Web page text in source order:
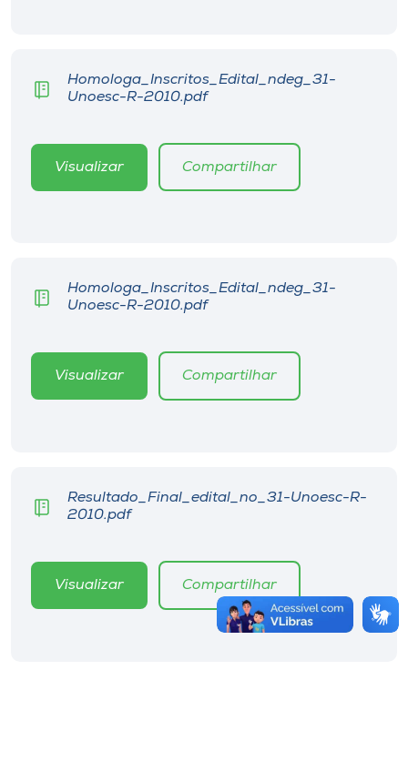
o idioma
Homologa_Inscritos_Edital_ndeg_31-
Unoesc-R-2010.pdf
Visualizar Compartilhar
Homologa_Inscritos_Edital_ndeg_31-
Unoesc-R-2010.pdf
Visualizar Compartilhar
Resultado_Final_edital_no_31-Unoesc-R-
2010.pdf
Visualizar Compartilhar